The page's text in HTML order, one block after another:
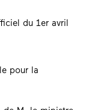
du 1er avril
pour la